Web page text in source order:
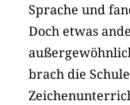
Sprache und
Doch etwas
brach die